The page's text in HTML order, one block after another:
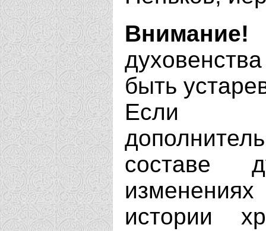
Внимание!
быть
Если
составе
истории